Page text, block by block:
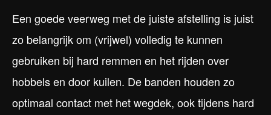
Een goede veerweg met de juiste afstelling is juist
zo belangrijk om (vrijwel) volledig te kunnen
gebruiken bij hard remmen en het rijden over
hobbels en door kuilen. De banden houden zo
optimaal contact met het wegdek, ook tijdens hard